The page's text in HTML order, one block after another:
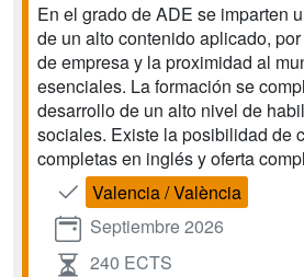
En el grado de ADE se imparten
de un alto contenido aplicado,
de empresa y la proximidad al
esenciales. La formación se
desarrollo de un alto nivel de
sociales. Existe la posibilidad de
completas en inglés y oferta
Valencia / València
Septiembre 2026
240 ECTS